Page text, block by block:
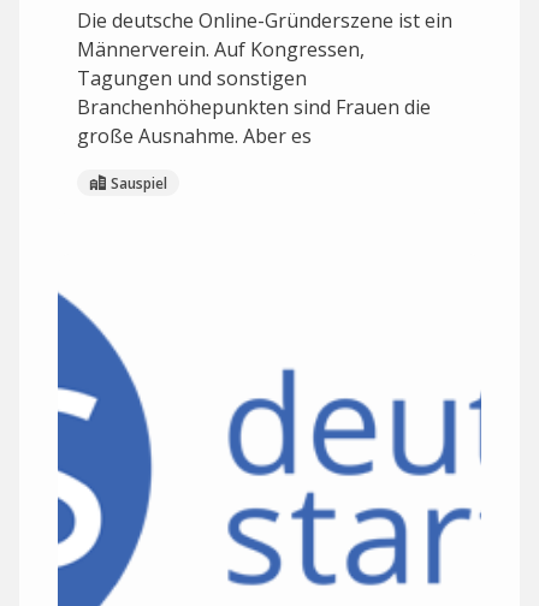
Die deutsche Online-Gründerszene ist ein
Männerverein. Auf Kongressen,
Tagungen und sonstigen
Branchenhöhepunkten sind Frauen die
große Ausnahme. Aber es
Sauspiel